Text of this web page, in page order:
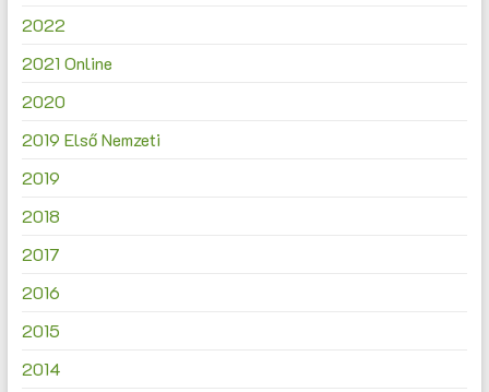
2022
2021 Online
2020
2019 Első Nemzeti
2019
2018
2017
2016
2015
2014